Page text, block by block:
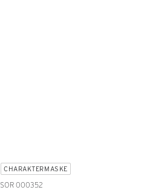
CHARAKTERMASKE
SOR 000352